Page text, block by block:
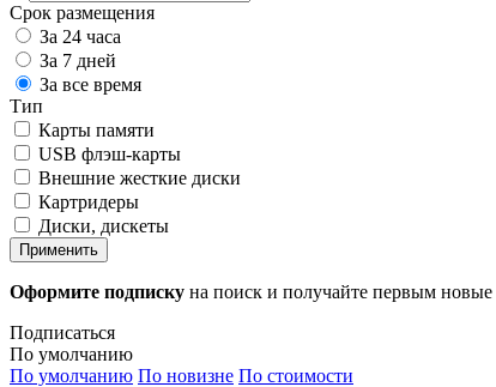
Срок размещения
За 24 часа
За 7 дней
За все время
Тип
Карты памяти
USB флэш-карты
Внешние жесткие диски
Картридеры
Диски, дискеты
Применить
Оформите подписку на поиск и получайте первым
Подписаться
По умолчанию
По умолчанию По новизне По стоимости